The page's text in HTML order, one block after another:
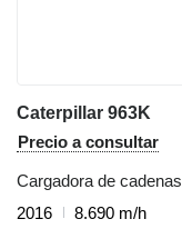
Caterpillar 963K
Precio a consultar
Cargadora de cadenas
2016
8.690 m/h